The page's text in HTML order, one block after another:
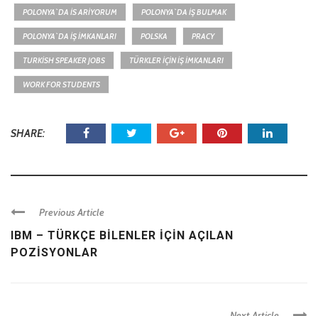
POLONYA`DA IS ARIYORUM POLONYA`DA IŞ BULMAK
POLONYA`DA IŞ IMKANLARI POLSKA PRACY
TURKISH SPEAKER JOBS TÜRKLER IÇIN IŞ IMKANLARI
WORK FOR STUDENTS
SHARE:
Previous Article
IBM – TÜRKÇE BİLENLER İÇİN AÇILAN
POZİSYONLAR